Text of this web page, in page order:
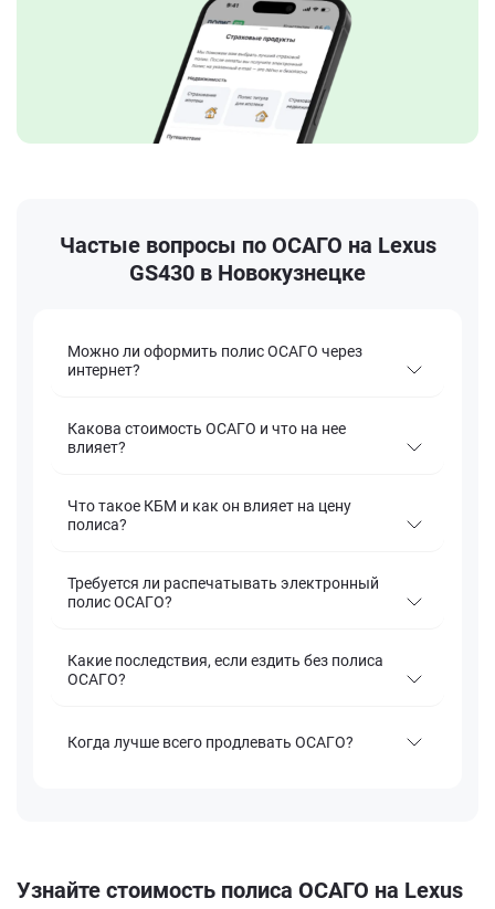
Частые вопросы по ОСАГО на Lexus
GS430 в Новокузнецке
Можно ли оформить полис ОСАГО через
интернет?
Какова стоимость ОСАГО и что на нее
влияет?
Что такое КБМ и как он влияет на цену
полиса?
Требуется ли распечатывать электронный
полис ОСАГО?
Какие последствия, если ездить без полиса
ОСАГО?
Когда лучше всего продлевать ОСАГО?
Узнайте стоимость полиса ОСАГО на Lexus